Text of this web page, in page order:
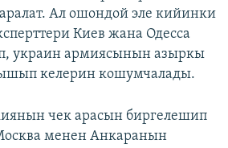
Ал ошондой эле кийинки
Киев жана Одесса
украин армиясынын азыркы
келерин кошумчалады.
чек арасын биргелешип
менен Анкаранын